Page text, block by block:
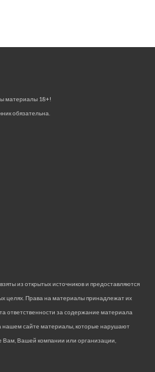
материалы 18+!
обязательна.
из открытых источников и предоставляются
целях. Права на материалы принадлежат их
ответственности за содержание материала
нашем сайте материалы, которые нарушают
Вам, Вашей компании или организации,